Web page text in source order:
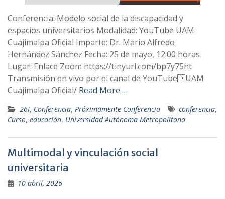
Conferencia: Modelo social de la discapacidad y
espacios universitarios Modalidad: YouTube UAM
Cuajimalpa Oficial Imparte: Dr. Mario Alfredo
Hernández Sánchez Fecha: 25 de mayo, 12:00 horas
Lugar: Enlace Zoom https://tinyurl.com/bp7y75ht
Transmisión en vivo por el canal de YouTubeUAM
Cuajimalpa Oficial/ Read More …
26I, Conferencia, Próximamente Conferencia conferencia,
Curso, educación, Universidad Autónoma Metropolitana
Multimodal y vinculación social
universitaria
10 abril, 2026